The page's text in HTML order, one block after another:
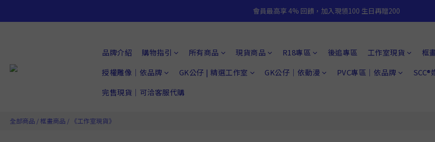
會員最高享 4% 回饋，加入現領100 生日再贈200
品牌介紹 購物指引 所有商品 現貨商品 R18專區 後追專區 工作室現貨
框
授權雕像｜依品牌
GK公仔 | 精選工作室 GK公仔｜依動漫 PVC專區｜依品牌
SCC®
完售現貨｜可洽客服代購
全部商品 /框畫商品 / 《工作室現貨》